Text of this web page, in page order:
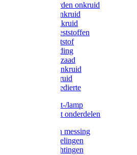
Protect Garden onkruid
Diversen onkruid
Solabiol onkruid
Solabiol meststoffen
Pokon meststof
Pokon voeding
Pokon graszaad
Roundup onkruid
Pokon onkruid
Pokon ongedierte
Vliegenkast-/lamp
Vliegenkast onderdelen
Zuigkorven messing
Geka koppelingen
Geka afdichtingen